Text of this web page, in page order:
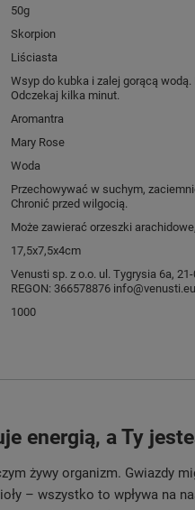
50g
Skorpion
Liściasta
Wsyp do kubka i zalej gorącą wodą.
Odczekaj kilka minut.
Aromantra
Mary Rose
Woda
Przechowywać w suchym,
Chronić przed wilgocią.
Może zawierać orzeszki
17,5x7,5x4cm
Venusti sp. z o.o. ul. Tygrysia 6a,
REGON: 366578876 info@venusti.eu
1000
energią, a Ty
żywy organizm. Gwiazdy
– wszystko to wpływa na